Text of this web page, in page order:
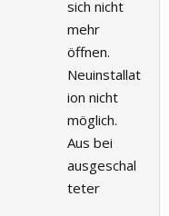
sich nicht
mehr
öffnen.
Neuinstallat
ion nicht
möglich.
Aus bei
ausgeschal
teter